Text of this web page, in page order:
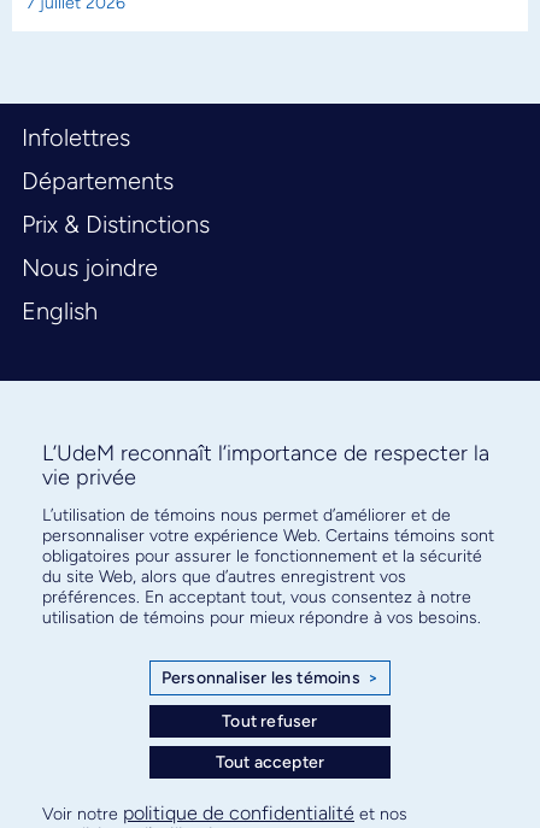
Infolettres
Départements
Prix & Distinctions
Nous joindre
English
Abonnez-vous à notre infolettre
pour connaître l’actualité facultaire
L’UdeM reconnaît l’importance de respecter la
vie privée
L’utilisation de témoins nous permet d’améliorer et de
personnaliser votre expérience Web. Certains témoins sont
obligatoires pour assurer le fonctionnement et la sécurité
du site Web, alors que d’autres enregistrent vos
préférences. En acceptant tout, vous consentez à notre
utilisation de témoins pour mieux répondre à vos besoins.
Personnaliser les témoins >
Tout refuser
Tout accepter
Voir notre politique de confidentialité et nos